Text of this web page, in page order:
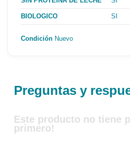
BIOLOGICO SI
Condición Nuevo
Preguntas y
Este producto no tiene
primero!